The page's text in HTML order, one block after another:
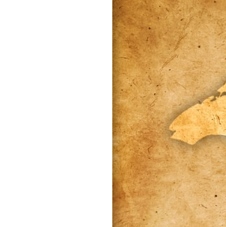
УКРАЇНСЬКА ПРОБЛЕМА КРИМУ